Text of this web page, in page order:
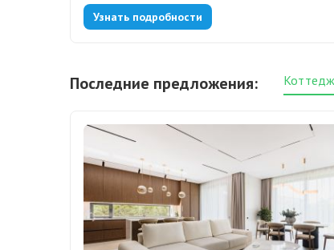
Узнать подробности
Последние предложения: